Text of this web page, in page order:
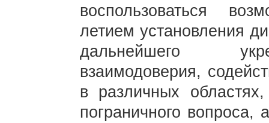
воспользоваться
летием установления
дальнейшего
взаимодоверия,
в различных
пограничного вопроса,